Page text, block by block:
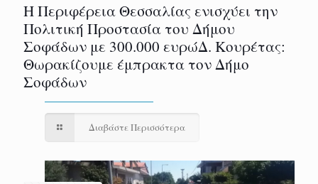
Η Περιφέρεια Θεσσαλίας ενισχύει την
Πολιτική Προστασία του Δήμου
Σοφάδων με 300.000 ευρώΔ. Κουρέτας:
Θωρακίζουμε έμπρακτα τον Δήμο
Σοφάδων
Διαβάστε Περισσότερα